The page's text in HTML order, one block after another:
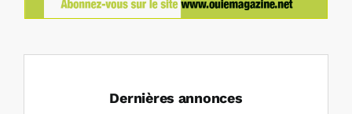
Dernières annonces